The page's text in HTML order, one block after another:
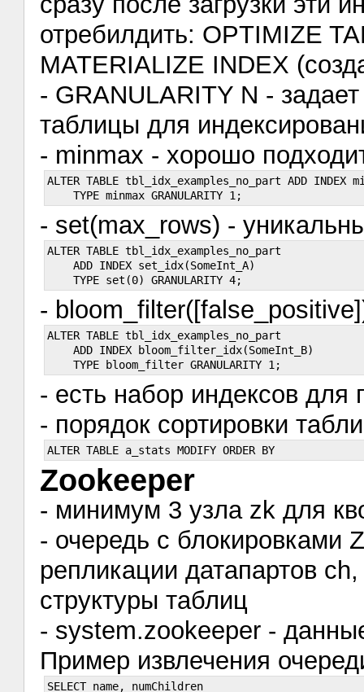
отребилдить: OPTIMIZE
MATERIALIZE INDEX
- GRANULARITY N -
таблицы для
- minmax - хорошо
ALTER TABLE tbl_idx_examples_no_part ADD INDEX
- set(max_rows) -
ALTER TABLE tbl_idx_examples_no_part
    ADD INDEX set_idx(SomeInt_A)
-
ALTER TABLE tbl_idx_examples_no_part
    ADD INDEX bloom_filter_idx(SomeInt_B)
- есть набор индексов для
- порядок сортировки
Zookeeper
- минимум 3 узла zk для
- очередь с блокировками
репликации датапартов
структуры таблиц
- system.zookeeper -
Пример извлечения
SELECT name, numChildren